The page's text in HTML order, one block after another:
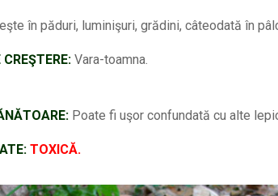
în păduri, luminişuri, grădini, câteodată în
Vara-toamna.
Poate fi uşor confundată cu alte
TOXICĂ.